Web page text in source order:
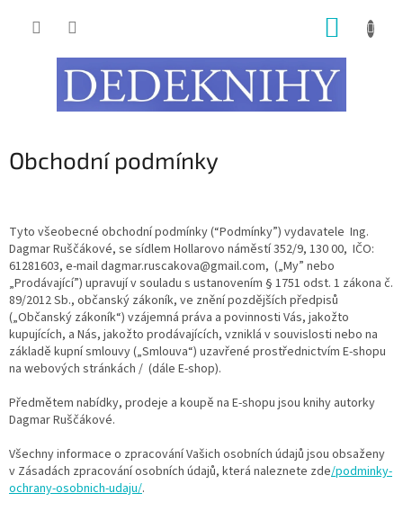
Obchodní podmínky
Tyto všeobecné obchodní podmínky (“Podmínky”) vydavatele Ing.
Dagmar Ruščákové, se sídlem Hollarovo náměstí 352/9, 130 00, IČO:
61281603, e-mail dagmar.ruscakova@gmail.com, („My” nebo
„Prodávající”) upravují v souladu s ustanovením § 1751 odst. 1 zákona č.
89/2012 Sb., občanský zákoník, ve znění pozdějších předpisů
(„Občanský zákoník“) vzájemná práva a povinnosti Vás, jakožto
kupujících, a Nás, jakožto prodávajících, vzniklá v souvislosti nebo na
základě kupní smlouvy („Smlouva“) uzavřené prostřednictvím E-shopu
na webových stránkách / (dále E-shop).
Předmětem nabídky, prodeje a koupě na E-shopu jsou knihy autorky
Dagmar Ruščákové.
Všechny informace o zpracování Vašich osobních údajů jsou obsaženy
v Zásadách zpracování osobních údajů, která naleznete zde/podminky-
ochrany-osobnich-udaju/.